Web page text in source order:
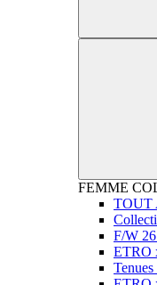
FEMME
TOUT
F/W
ETRO